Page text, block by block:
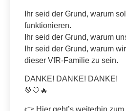
Ihr seid der Grund, warum
funktionieren.
Ihr seid der Grund, warum
Ihr seid der Grund, warum
dieser VfR-Familie zu sein.
DANKE! DANKE! DANKE!
💚🤍🔥
👉 Hier geht’s weiterhin zum